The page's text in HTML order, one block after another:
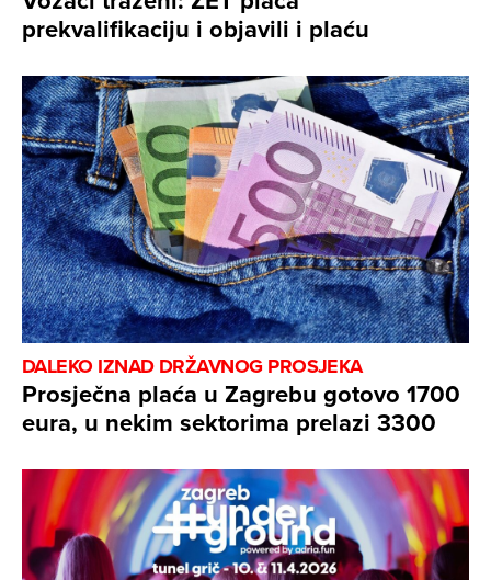
prekvalifikaciju i objavili i plaću
DALEKO IZNAD DRŽAVNOG PROSJEKA
Prosječna plaća u Zagrebu gotovo 1700
eura, u nekim sektorima prelazi 3300